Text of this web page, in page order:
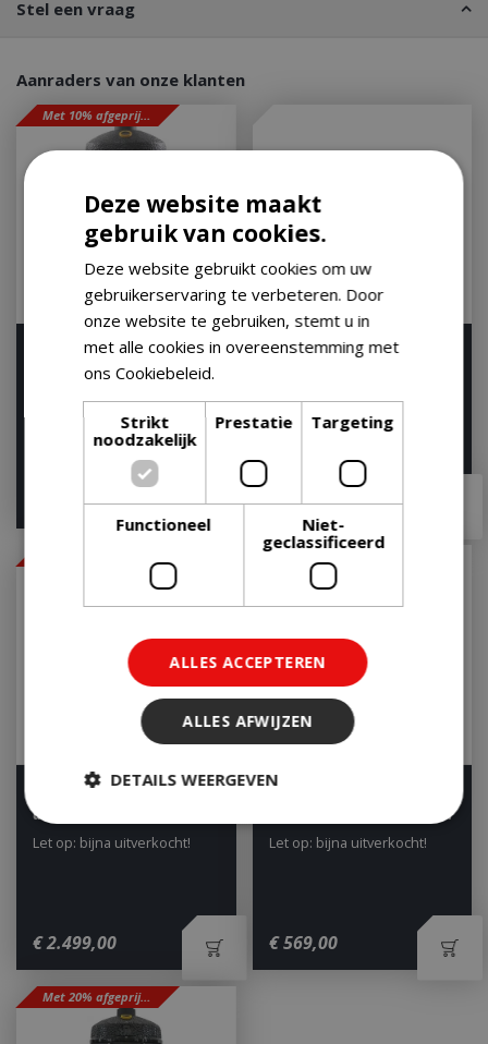
Stel een vraag
Aanraders van onze klanten
Met 10% afgeprijsd
GRLLR Ember PRO 23
Charocal Black Kamado
1.529,10
Let op: bijna uitverkocht!
GRLLR Connect Spoelbak
€649,00
Let op: bijna uitverkocht!
Grllr buitenkeuken 4-
delig
€2.499,00
Let op: bijna uitverkocht!
GRLLR Connect Fornuis
BBQ Stove Unit Extension
€ 569,00
Let op: bijna uitverkocht!
Met 20% afgeprijsd
Deze website maakt
gebruik van cookies.
Deze website gebruikt cookies om uw
gebruikerservaring te verbeteren. Door
onze website te gebruiken, stemt u in
met alle cookies in overeenstemming met
ons Cookiebeleid.
Strikt
noodzakelijk
Prestatie Targeting
Functioneel
Niet-
geclassificeerd
ALLES ACCEPTEREN
ALLES AFWIJZEN
DETAILS WEERGEVEN
Niet-geclassificeerd
Strikt noodzakelijke cookies maken de
kernfunctionaliteiten van de website mogelijk,
zoals gebruikersaanmelding en accountbeheer.
De website kan niet goed worden gebruikt zonder
de strikt noodzakelijke cookies.